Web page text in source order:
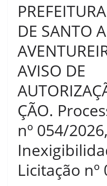
DE SANTO
AVISO DE
ÇÃO.
nº 054/2026,
Licitação nº